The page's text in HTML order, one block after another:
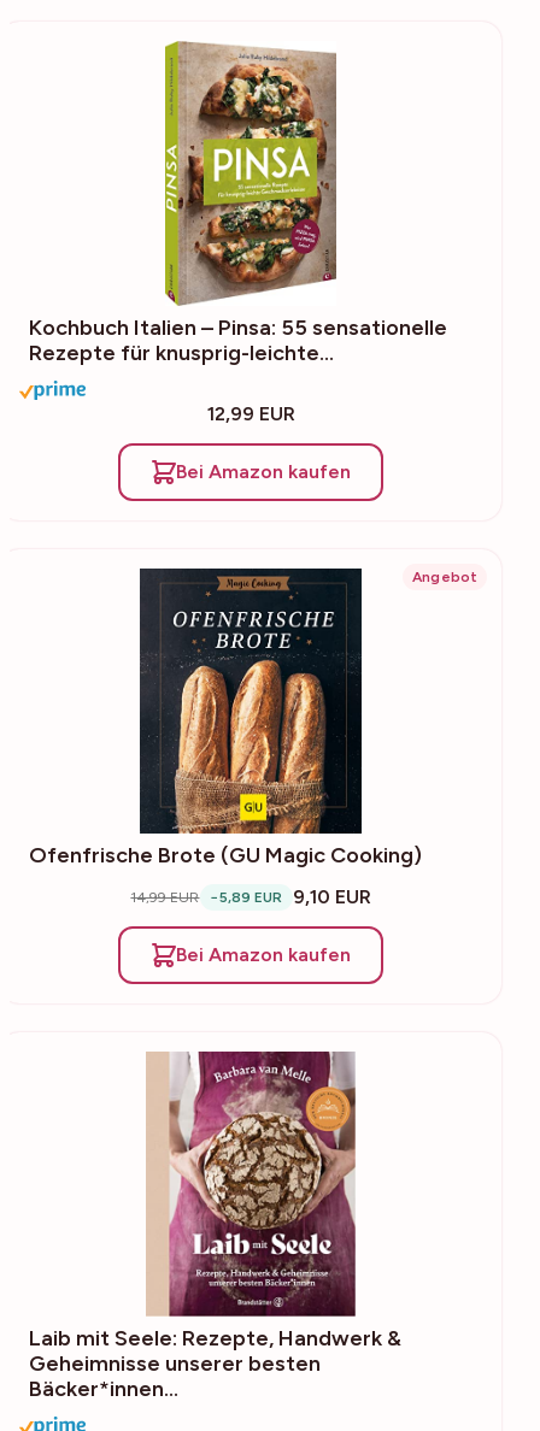
Kochbuch Italien – Pinsa: 55 sensationelle
Rezepte für knusprig-leichte…
12,99 EUR
Bei Amazon kaufen
Angebot
Ofenfrische Brote (GU Magic Cooking)
14,99 EUR −5,89 EUR 9,10 EUR
Bei Amazon kaufen
Laib mit Seele: Rezepte, Handwerk &
Geheimnisse unserer besten
Bäcker*innen…